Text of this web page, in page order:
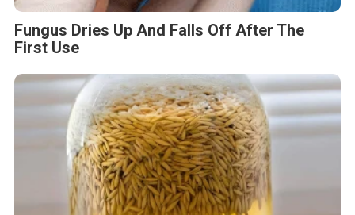
Fungus Dries Up And Falls Off After The
First Use